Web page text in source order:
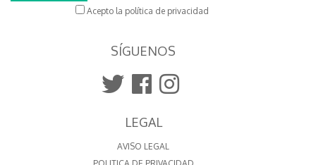
Acepto la política de privacidad
SÍGUENOS
LEGAL
AVISO LEGAL